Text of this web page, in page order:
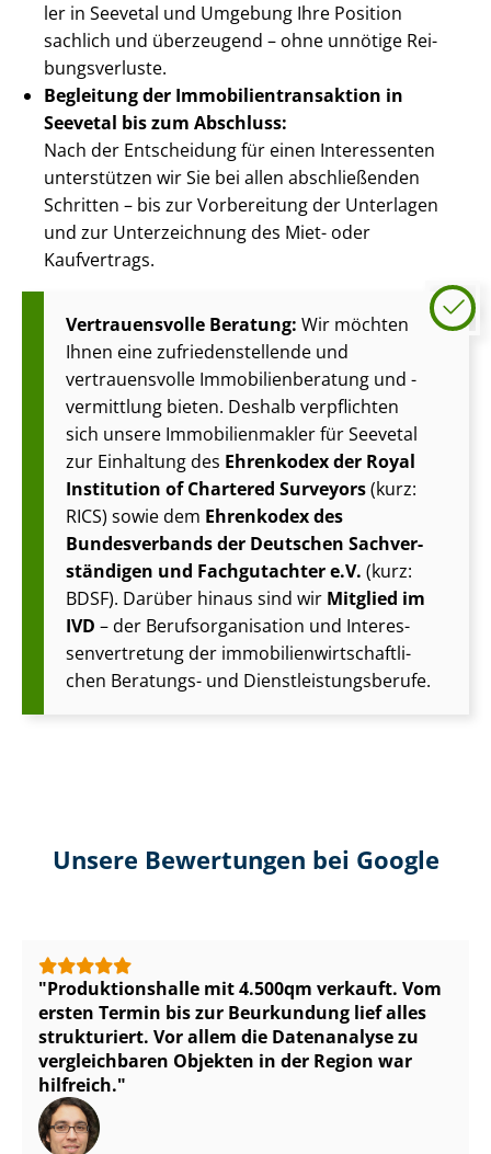
ler in Seevetal und Umgebung Ihre Position
sachlich und überzeugend – ohne unnötige Rei­
bungs­ver­lus­te.
Begleitung der Im­mo­bi­li­en­trans­ak­ti­on in
Seevetal bis zum Abschluss:
Nach der Entscheidung für einen Interessenten
unterstützen wir Sie bei allen abschließenden
Schritten – bis zur Vorbereitung der Unterlagen
und zur Unterzeichnung des Miet- oder
Kaufvertrags.
Vertrauensvolle Beratung: Wir möchten
Ihnen eine zu­frie­den­stel­len­de und
vertrauensvolle Im­mo­bi­li­en­be­ra­tung und -
vermittlung bieten. Deshalb verpflichten
sich unsere Im­mo­bi­li­en­mak­ler für Seevetal
zur Einhaltung des Ehrenkodex der Royal
Institution of Chartered Surveyors(kurz:
RICS) sowie dem Ehrenkodex des
Bundesverbands der Deutschen Sach­ver­
stän­di­gen und Fachgutachter e.V. (kurz:
BDSF). Darüber hinaus sind wir Mitglied im
IVD – der Be­rufs­or­ga­ni­sa­ti­on und In­ter­es­
sen­ver­tre­tung der im­mo­bi­li­en­wirt­schaft­li­
chen Beratungs- und Dienst­leis­tungs­be­ru­fe.
Unsere Bewertungen bei Google
Pro­duk­ti­ons­hal­le mit 4.500qm verkauft. Vom
ersten Termin bis zur Beurkundung lief alles
strukturiert. Vor allem die Datenanalyse zu
vergleichbaren Objekten in der Region war
hilfreich.